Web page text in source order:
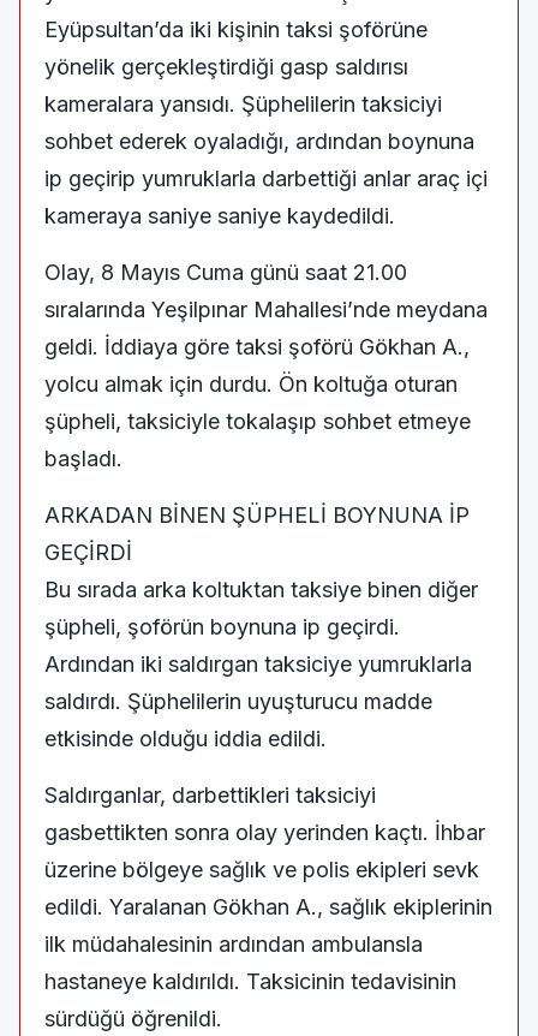
Eyüpsultan’da iki kişinin taksi şoförüne
yönelik gerçekleştirdiği gasp saldırısı
kameralara yansıdı. Şüphelilerin taksiciyi
sohbet ederek oyaladığı, ardından boynuna
ip geçirip yumruklarla darbettiği anlar araç içi
kameraya saniye saniye kaydedildi.
Olay, 8 Mayıs Cuma günü saat 21.00
sıralarında Yeşilpınar Mahallesi’nde meydana
geldi. İddiaya göre taksi şoförü Gökhan A.,
yolcu almak için durdu. Ön koltuğa oturan
şüpheli, taksiciyle tokalaşıp sohbet etmeye
başladı.
ARKADAN BİNEN ŞÜPHELİ BOYNUNA İP
GEÇİRDİ
Bu sırada arka koltuktan taksiye binen diğer
şüpheli, şoförün boynuna ip geçirdi.
Ardından iki saldırgan taksiciye yumruklarla
saldırdı. Şüphelilerin uyuşturucu madde
etkisinde olduğu iddia edildi.
Saldırganlar, darbettikleri taksiciyi
gasbettikten sonra olay yerinden kaçtı. İhbar
üzerine bölgeye sağlık ve polis ekipleri sevk
edildi. Yaralanan Gökhan A., sağlık ekiplerinin
ilk müdahalesinin ardından ambulansla
hastaneye kaldırıldı. Taksicinin tedavisinin
sürdüğü öğrenildi.